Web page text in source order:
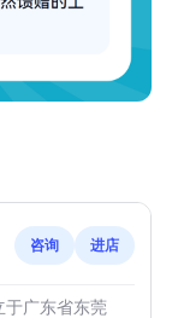
咨询 进店
于广东省东莞